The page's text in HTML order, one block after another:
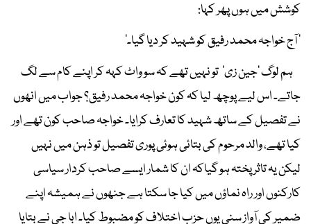
کوشش میں ہوں پھر کہا:
' آج خواجہ محمد رفیق کو شہید کر دیا گیا۔'
ہم لوگ 'جین زی' تو نہیں تھے کہ سو واٹ کہہ کر اپنے کام سے لگ
جاتے۔ اس لیے پوچھ لیا کہ کون خواجہ محمد رفیق؟ جواب میں انھوں
نے تفصیل کے ساتھ شہید کا تعارف کرایا۔ خواجہ صاحب کون تھے اور
کیا تھے، والد مرحوم کی بتائی ہوئی پوری تفصیل تو ذہن میں نہیں
لیکن یہ تاثر پختہ ہو گیاکہ ان کا شمار ایسے صاحب کردار سیاسی
کارکنوں اور راہ نماؤں میں کیا جا سکتا ہے جنھوں نے ہمیشہ اپنے
ضمیر کی آواز سنی یوں حزب اختلاف کو مضبوط کیا۔ ابا جی نے بتایا